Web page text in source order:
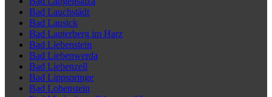
Bad Lauchstädt
Bad Lausick
Bad Lauterberg im Harz
Bad Liebenstein
Bad Liebenwerda
Bad Liebenzell
Bad Lippspringe
Bad Lobenstein